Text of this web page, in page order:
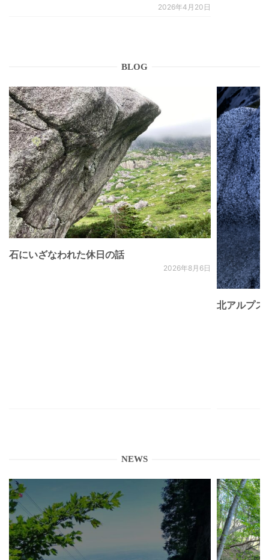
2026年4月20日
BLOG
石にいざなわれた休日の話
2026年8月6日
北アルプ
NEWS